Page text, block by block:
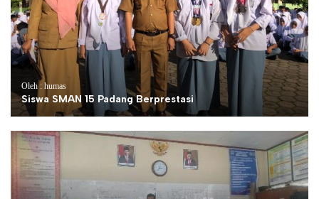
Oleh : humas
Siswa SMAN 15 Padang Berprestasi